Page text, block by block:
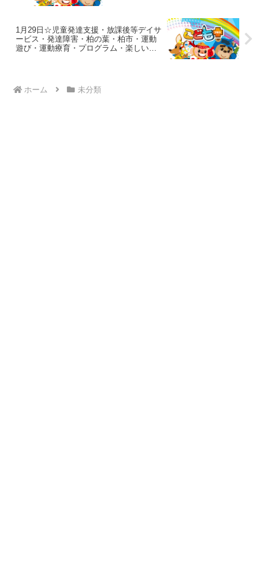
1月29日☆児童発達支援・放課後等デイサ
ービス・発達障害・柏の葉・柏市・運動
遊び・運動療育・プログラム・楽しい療
ホーム 未分類